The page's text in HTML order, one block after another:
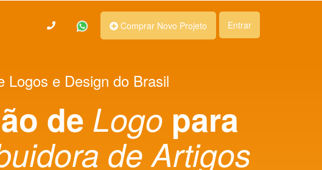
Comprar Novo Projeto Entrar
Logos e Design do Brasil
de Logo para
de Artigos